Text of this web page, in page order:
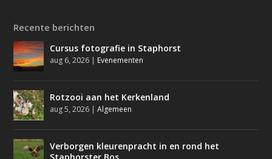
Recente berichten
Cursus fotografie in Staphorst
aug 6, 2026 | Evenementen
Rotzooi aan het Kerkenland
aug 5, 2026 |Algemeen
Verborgen kleurenpracht in en rond het
Staphorster Bos